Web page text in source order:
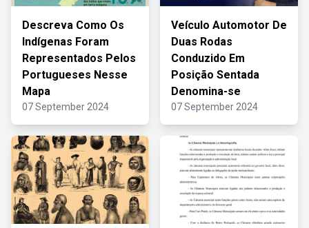
Descreva Como Os
Indígenas Foram
Representados Pelos
Portugueses Nesse
Mapa
07 September 2024
Veículo Automotor De
Duas Rodas
Conduzido Em
Posição Sentada
Denomina-se
07 September 2024